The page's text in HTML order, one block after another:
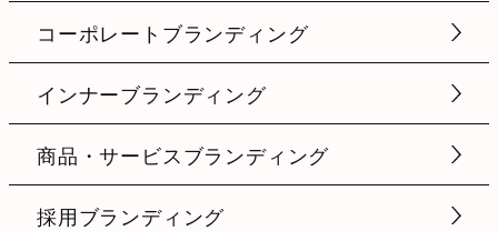
コーポレートブランディング
インナーブランディング
商品・サービスブランディング
採用ブランディング